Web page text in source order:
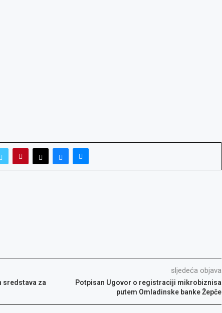
sredstava za
sljedeća objava
Potpisan Ugovor o registraciji mikrobiznisa
putem Omladinske banke Žepče